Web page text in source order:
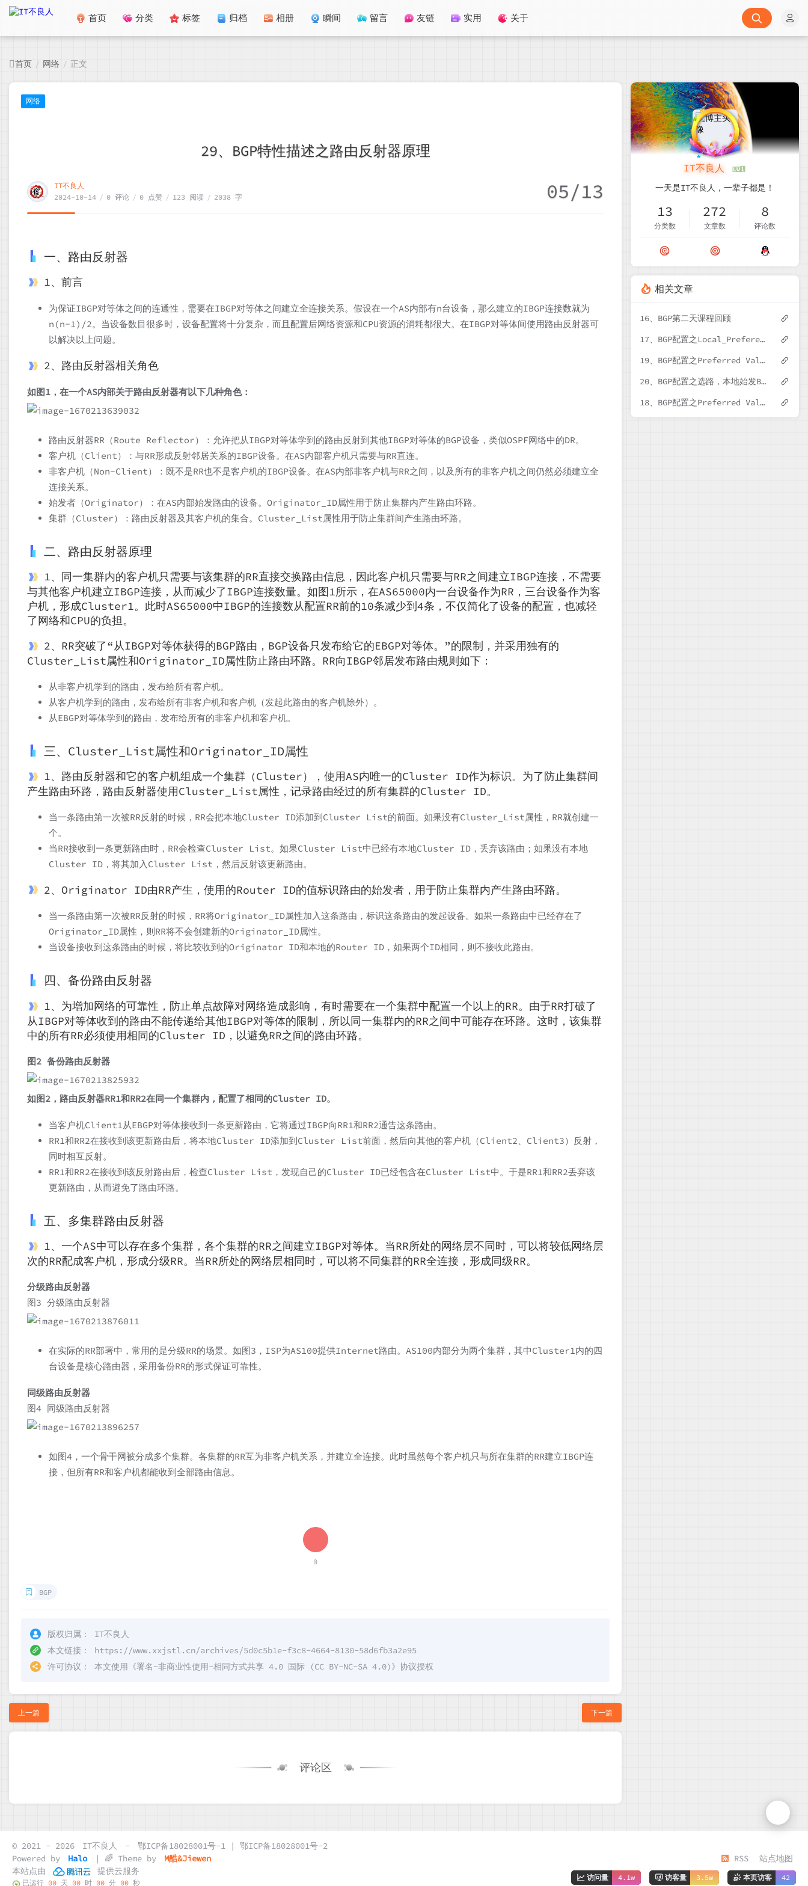
首页 分类 标签 归档 相册 瞬间 留言 友链 实用 关于
首页 / 网络 / 正文
网络
29、BGP特性描述之路由反射器原理
IT不良人
2024-10-14 / 0 评论 / 0 点赞 / 123 阅读 / 2038 字 05/13
一、路由反射器
1、前言
为保证IBGP对等体之间的连通性，需要在IBGP对等体之间建立全连接关系。假设在一个AS内部有n台设备，那么建立的IBGP连接数就为
n(n-1)/2。当设备数目很多时，设备配置将十分复杂，而且配置后网络资源和CPU资源的消耗都很大。在IBGP对等体间使用路由反射器可
以解决以上问题。
2、路由反射器相关角色
如图1，在一个AS内部关于路由反射器有以下几种角色：
路由反射器RR（Route Reflector）：允许把从IBGP对等体学到的路由反射到其他IBGP对等体的BGP设备，类似OSPF网络中的DR。
客户机（Client）：与RR形成反射邻居关系的IBGP设备。在AS内部客户机只需要与RR直连。
非客户机（Non-Client）：既不是RR也不是客户机的IBGP设备。在AS内部非客户机与RR之间，以及所有的非客户机之间仍然必须建立全
连接关系。
始发者（Originator）：在AS内部始发路由的设备。Originator_ID属性用于防止集群内产生路由环路。
集群（Cluster）：路由反射器及其客户机的集合。Cluster_List属性用于防止集群间产生路由环路。
二、路由反射器原理
1、同一集群内的客户机只需要与该集群的RR直接交换路由信息，因此客户机只需要与RR之间建立IBGP连接，不需要
与其他客户机建立IBGP连接，从而减少了IBGP连接数量。如图1所示，在AS65000内一台设备作为RR，三台设备作为客
户机，形成Cluster1。此时AS65000中IBGP的连接数从配置RR前的10条减少到4条，不仅简化了设备的配置，也减轻
了网络和CPU的负担。
2、RR突破了“从IBGP对等体获得的BGP路由，BGP设备只发布给它的EBGP对等体。”的限制，并采用独有的
Cluster_List属性和Originator_ID属性防止路由环路。RR向IBGP邻居发布路由规则如下：
从非客户机学到的路由，发布给所有客户机。
从客户机学到的路由，发布给所有非客户机和客户机（发起此路由的客户机除外）。
从EBGP对等体学到的路由，发布给所有的非客户机和客户机。
三、Cluster_List属性和Originator_ID属性
1、路由反射器和它的客户机组成一个集群（Cluster），使用AS内唯一的Cluster ID作为标识。为了防止集群间
产生路由环路，路由反射器使用Cluster_List属性，记录路由经过的所有集群的Cluster ID。
当一条路由第一次被RR反射的时候，RR会把本地Cluster ID添加到Cluster List的前面。如果没有Cluster_List属性，RR就创建一
个。
当RR接收到一条更新路由时，RR会检查Cluster List。如果Cluster List中已经有本地Cluster ID，丢弃该路由；如果没有本地
Cluster ID，将其加入Cluster List，然后反射该更新路由。
2、Originator ID由RR产生，使用的Router ID的值标识路由的始发者，用于防止集群内产生路由环路。
当一条路由第一次被RR反射的时候，RR将Originator_ID属性加入这条路由，标识这条路由的发起设备。如果一条路由中已经存在了
Originator_ID属性，则RR将不会创建新的Originator_ID属性。
当设备接收到这条路由的时候，将比较收到的Originator ID和本地的Router ID，如果两个ID相同，则不接收此路由。
四、备份路由反射器
1、为增加网络的可靠性，防止单点故障对网络造成影响，有时需要在一个集群中配置一个以上的RR。由于RR打破了
从IBGP对等体收到的路由不能传递给其他IBGP对等体的限制，所以同一集群内的RR之间中可能存在环路。这时，该集群
中的所有RR必须使用相同的Cluster ID，以避免RR之间的路由环路。
图2 备份路由反射器
如图2，路由反射器RR1和RR2在同一个集群内，配置了相同的Cluster ID。
当客户机Client1从EBGP对等体接收到一条更新路由，它将通过IBGP向RR1和RR2通告这条路由。
RR1和RR2在接收到该更新路由后，将本地Cluster ID添加到Cluster List前面，然后向其他的客户机（Client2、Client3）反射，
同时相互反射。
RR1和RR2在接收到该反射路由后，检查Cluster List，发现自己的Cluster ID已经包含在Cluster List中。于是RR1和RR2丢弃该
更新路由，从而避免了路由环路。
五、多集群路由反射器
1、一个AS中可以存在多个集群，各个集群的RR之间建立IBGP对等体。当RR所处的网络层不同时，可以将较低网络层
次的RR配成客户机，形成分级RR。当RR所处的网络层相同时，可以将不同集群的RR全连接，形成同级RR。
分级路由反射器
图3 分级路由反射器
在实际的RR部署中，常用的是分级RR的场景。如图3，ISP为AS100提供Internet路由。AS100内部分为两个集群，其中Cluster1内的四
台设备是核心路由器，采用备份RR的形式保证可靠性。
同级路由反射器
图4 同级路由反射器
如图4，一个骨干网被分成多个集群。各集群的RR互为非客户机关系，并建立全连接。此时虽然每个客户机只与所在集群的RR建立IBGP连
接，但所有RR和客户机都能收到全部路由信息。
0
BGP
版权归属：
IT不良人
本文链接：
https://www.xxjstl.cn/archives/5d0c5b1e-f3c8-4664-8130-58d6fb3a2e95
许可协议：
本文使用《署名-非商业性使用-相同方式共享 4.0 国际 (CC BY-NC-SA 4.0)》协议授权
上一篇 下一篇
评论区
IT不良人
一天是IT不良人，一辈子都是！
13
分类数
272
文章数
8
评论数
相关文章
16、BGP第二天课程回顾
17、BGP配置之Local_Preference 选路
19、BGP配置之Preferred Value 选路二
20、BGP配置之选路，本地始发BGP路由优于从其他对等体学习到的
18、BGP配置之Preferred Value 选路一
© 2021 - 2026 IT不良人 -
鄂ICP备18028001号-1 | 鄂ICP备18028001号-2
Powered by
Halo | 🌈 Theme by
M酷&Jiewen
本站点由
提供云服务
已运行 00 天 00 时 00 分 00 秒
RSS 站点地图
访问量 4.1w 访客量 3.5w 本页访客 42